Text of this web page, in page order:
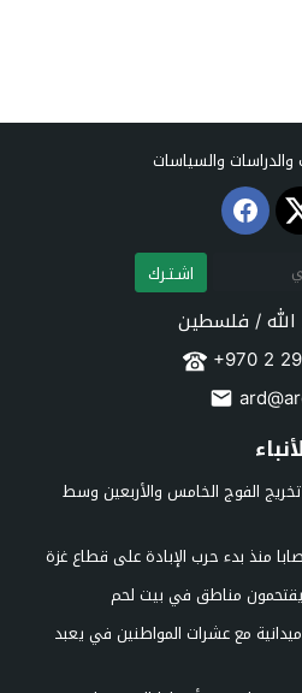
والدراسات والسياسات
اشـتـرك
الله / فلسطين
+970 2
الفوج الخامس والأربعين وسط
مناطق في بيت لحم
مع عشرات المواطنين في يعبد